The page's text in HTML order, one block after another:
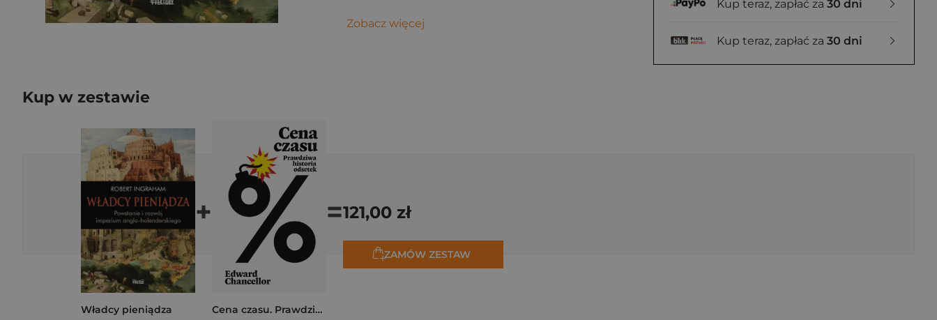
Kup teraz, zapłać za 30 dni
Kup teraz, zapłać za 30 dni
Zobacz więcej
Kup w zestawie
Władcy pieniądza
+
Cena czasu. Prawdziwa historia odsetek
=121,00 zł
ZAMÓW ZESTAW